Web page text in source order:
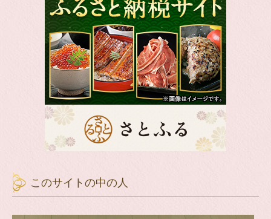
このサイトの中の人